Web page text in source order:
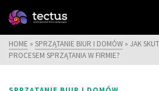
HOME » SPRZĄTANIE BIUR I DOMÓW » JAK
PROCESEM SPRZĄTANIA W FIRMIE?